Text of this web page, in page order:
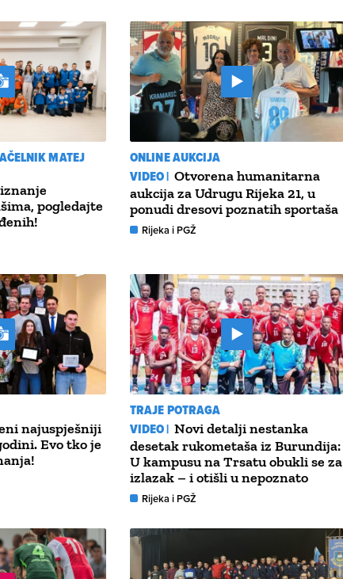
MATEJ
pogledajte
ONLINE AUKCIJA
VIDEO | Otvorena humanitarna
aukcija za Udrugu Rijeka 21, u
ponudi dresovi poznatih sportaša
Rijeka i PGŽ
najuspješniji
Evo tko je
TRAJE POTRAGA
VIDEO | Novi detalji nestanka
desetak rukometaša iz Burundija:
U kampusu na Trsatu obukli se za
izlazak – i otišli u nepoznato
Rijeka i PGŽ